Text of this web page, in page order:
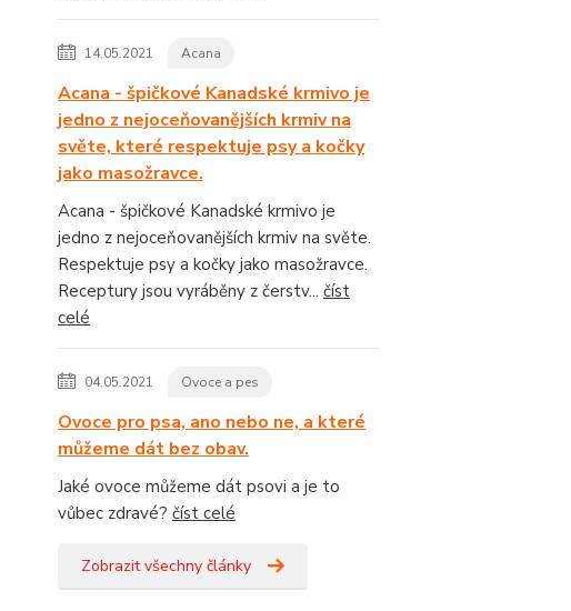
14.05.2021 Acana
Acana - špičkové Kanadské krmivo je
jedno z nejoceňovanějších krmiv na
světe, které respektuje psy a kočky
jako masožravce.
Acana - špičkové Kanadské krmivo je
jedno z nejoceňovanějších krmiv na světe.
Respektuje psy a kočky jako masožravce.
Receptury jsou vyráběny z čerstv... číst
celé
04.05.2021 Ovoce a pes
Ovoce pro psa, ano nebo ne, a které
můžeme dát bez obav.
Jaké ovoce můžeme dát psovi a je to
vůbec zdravé? číst celé
Zobrazit všechny články